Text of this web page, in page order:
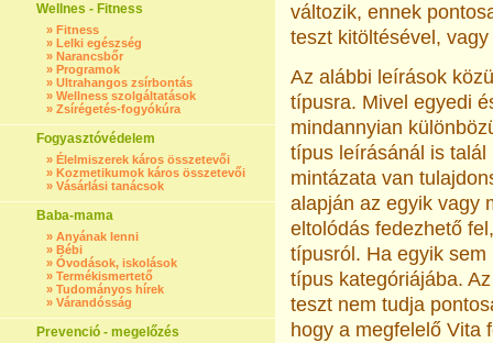
Wellnes - Fitness
» Fitness
» Lelki egészség
» Narancsbőr
» Programok
» Ultrahangos zsírbontás
» Wellness szolgáltatások
» Zsírégetés-fogyókúra
Fogyasztóvédelem
» Élelmiszerek káros összetevői
» Kozmetikumok káros összetevői
» Vásárlási tanácsok
Baba-mama
» Anyának lenni
» Bébi
» Óvodások, iskolások
» Termékismertető
» Tudományos hírek
» Várandósság
Prevenció - megelőzés
változik, ennek
teszt kitöltésével,
Az alábbi leírások
típusra. Mivel egyedi
mindannyian
típus leírásánál is
mintázata van
alapján az egyik vagy
eltolódás fedezhető
típusról. Ha egyik
típus kategóriájába.
teszt nem tudja
hogy a megfelelő Vita